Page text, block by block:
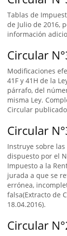
Tablas de
de Julio de 2016,
información
Circular
Modificaciones
41F y 41H de la
párrafo, del
misma Ley.
Circular
Circular
Instruye sobre
dispuesto por el
Impuesto a la
jurada a que se
errónea,
falsa(Extracto de
18.04.2016).
Circular